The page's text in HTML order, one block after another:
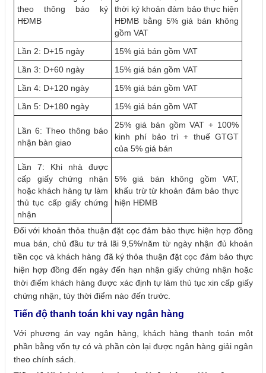
theo thông báo ký
HĐMB
thời ký khoản đảm bảo thực hiện
HĐMB bằng 5% giá bán không
gồm VAT
Lần 2: D+15 ngày
15% giá bán gồm VAT
Lần 3: D+60 ngày
15% giá bán gồm VAT
Lần 4: D+120 ngày
15% giá bán gồm VAT
Lần 5: D+180 ngày
15% giá bán gồm VAT
Lần 6: Theo thông báo
nhận bàn giao
25% giá bán gồm VAT + 100%
kinh phí bảo trì + thuế GTGT
của 5% giá bán
Lần 7: Khi nhà được
cấp giấy chứng nhận
hoặc khách hàng tự làm
thủ tục cấp giấy chứng
nhận
5% giá bán không gồm VAT,
khấu trừ từ khoản đảm bảo thực
hiện HĐMB
Đối với khoản thỏa thuận đặt cọc đảm bảo thực hiện hợp đồng
mua bán, chủ đầu tư trả lãi 9,5%/năm từ ngày nhận đủ khoản
tiền cọc và khách hàng đã ký thỏa thuận đặt cọc đảm bảo thực
hiện hợp đồng đến ngày đến hạn nhận giấy chứng nhận hoặc
thời điểm khách hàng được xác định tự làm thủ tục xin cấp giấy
chứng nhận, tùy thời điểm nào đến trước.
Tiến độ thanh toán khi vay ngân hàng
Với phương án vay ngân hàng, khách hàng thanh toán một
phần bằng vốn tự có và phần còn lại được ngân hàng giải ngân
theo chính sách.